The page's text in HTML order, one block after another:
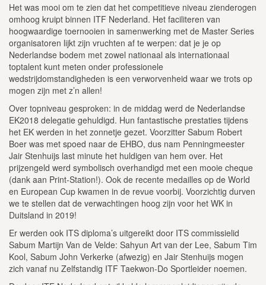
Het was mooi om te zien dat het competitieve niveau zienderogen
omhoog kruipt binnen ITF Nederland. Het faciliteren van
hoogwaardige toernooien in samenwerking met de Master Series
organisatoren lijkt zijn vruchten af te werpen: dat je je op
Nederlandse bodem met zowel nationaal als internationaal
toptalent kunt meten onder professionele
wedstrijdomstandigheden is een verworvenheid waar we trots op
mogen zijn met z’n allen!
Over topniveau gesproken: in de middag werd de Nederlandse
EK2018 delegatie gehuldigd. Hun fantastische prestaties tijdens
het EK werden in het zonnetje gezet. Voorzitter Sabum Robert
Boer was met spoed naar de EHBO, dus nam Penningmeester
Jair Stenhuijs last minute het huldigen van hem over. Het
prijzengeld werd symbolisch overhandigd met een mooie cheque
(dank aan Print-Station!). Ook de recente medailles op de World
en European Cup kwamen in de revue voorbij. Voorzichtig durven
we te stellen dat de verwachtingen hoog zijn voor het WK in
Duitsland in 2019!
Er werden ook ITS diploma’s uitgereikt door ITS commissielid
Sabum Martijn Van de Velde: Sahyun Art van der Lee, Sabum Tim
Kool, Sabum John Verkerke (afwezig) en Jair Stenhuijs mogen
zich vanaf nu Zelfstandig ITF Taekwon-Do Sportleider noemen.